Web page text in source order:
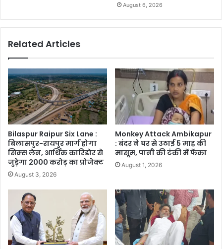
August 6, 2026
Related Articles
Bilaspur Raipur Six Lane :
बिलासपुर-रायपुर मार्ग होगा
सिक्स लेन, आर्थिक कारिडोर से
जुड़ेगा 2000 करोड़ का प्रोजेक्ट
August 3, 2026
Monkey Attack Ambikapur
: बंदर ने घर से उठाई 5 माह की
मासूम, पानी की टंकी में फेंका
August 1, 2026